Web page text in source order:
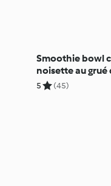
Smoothie bowl
noisette au grué
5 (45)